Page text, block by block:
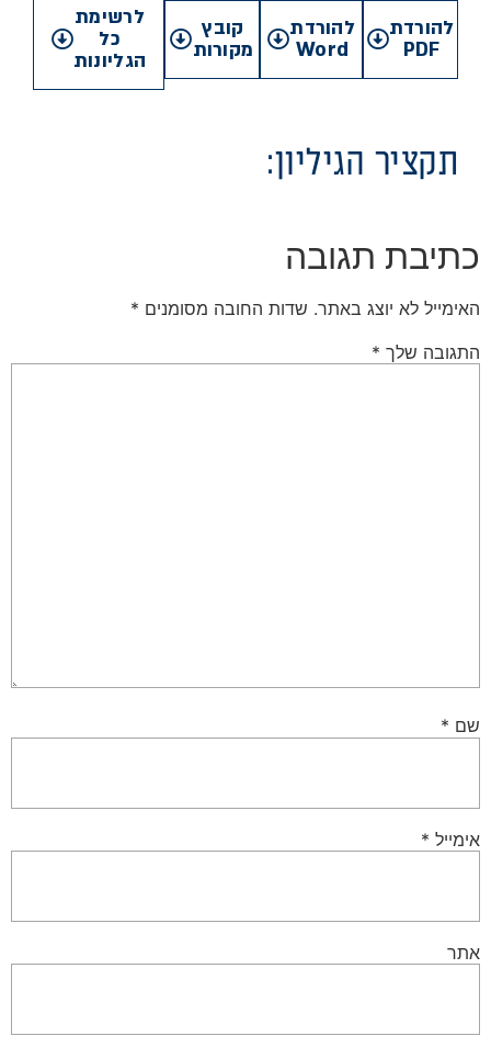
להורדת
PDF
להורדת
Word
קובץ
מקורות
לרשימת
כל
הגליונות
תקציר הגיליון:
כתיבת תגובה
האימייל לא יוצג באתר. שדות החובה מסומנים *
התגובה שלך *
שם *
אימייל *
אתר